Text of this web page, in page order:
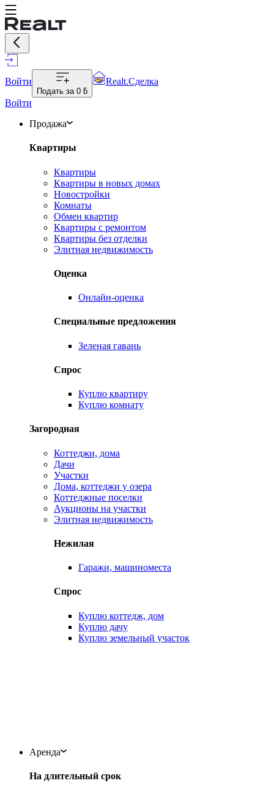
Войти
Подать за 0 ƃ
Realt.Сделка
Войти
Продажа
Квартиры
Квартиры
Квартиры в новых домах
Новостройки
Комнаты
Обмен квартир
Квартиры с ремонтом
Квартиры без отделки
Элитная недвижимость
Оценка
Онлайн-оценка
Специальные предложения
Зеленая гавань
Спрос
Куплю квартиру
Куплю комнату
Загородная
Коттеджи, дома
Дачи
Участки
Дома, коттеджи у озера
Коттеджные поселки
Аукционы на участки
Элитная недвижимость
Нежилая
Гаражи, машиноместа
Спрос
Куплю коттедж, дом
Куплю дачу
Куплю земельный участок
Аренда
На длительный срок